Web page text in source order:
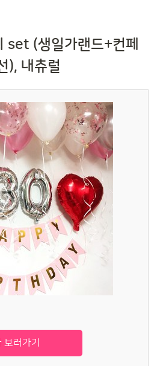
set (생일가랜드+컨페
), 내츄럴
보러가기